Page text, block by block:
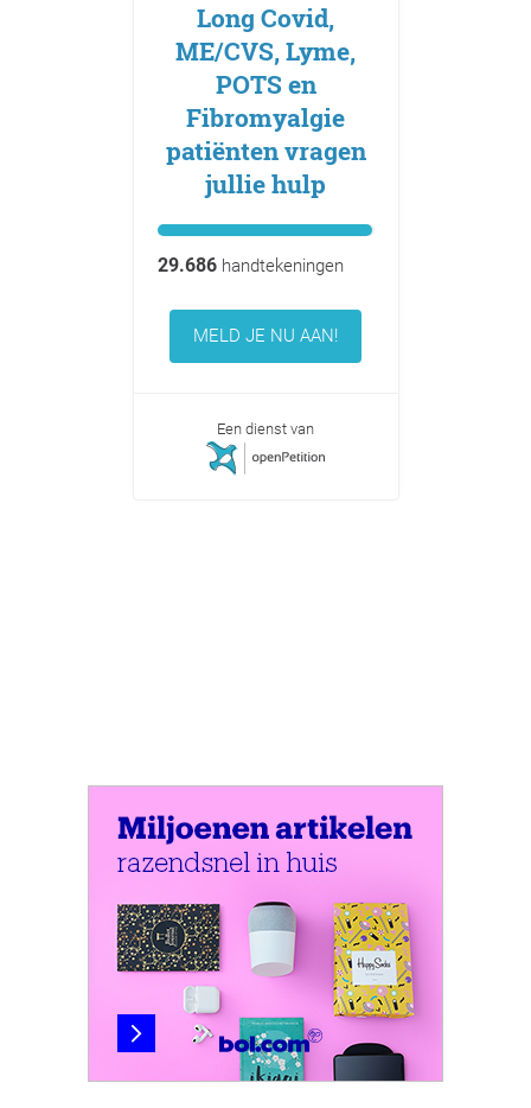
Long Covid,
ME/CVS, Lyme,
POTS en
Fibromyalgie
patiënten vragen
jullie hulp
29.686handtekeningen
MELD JE NU AAN!
Een dienst van